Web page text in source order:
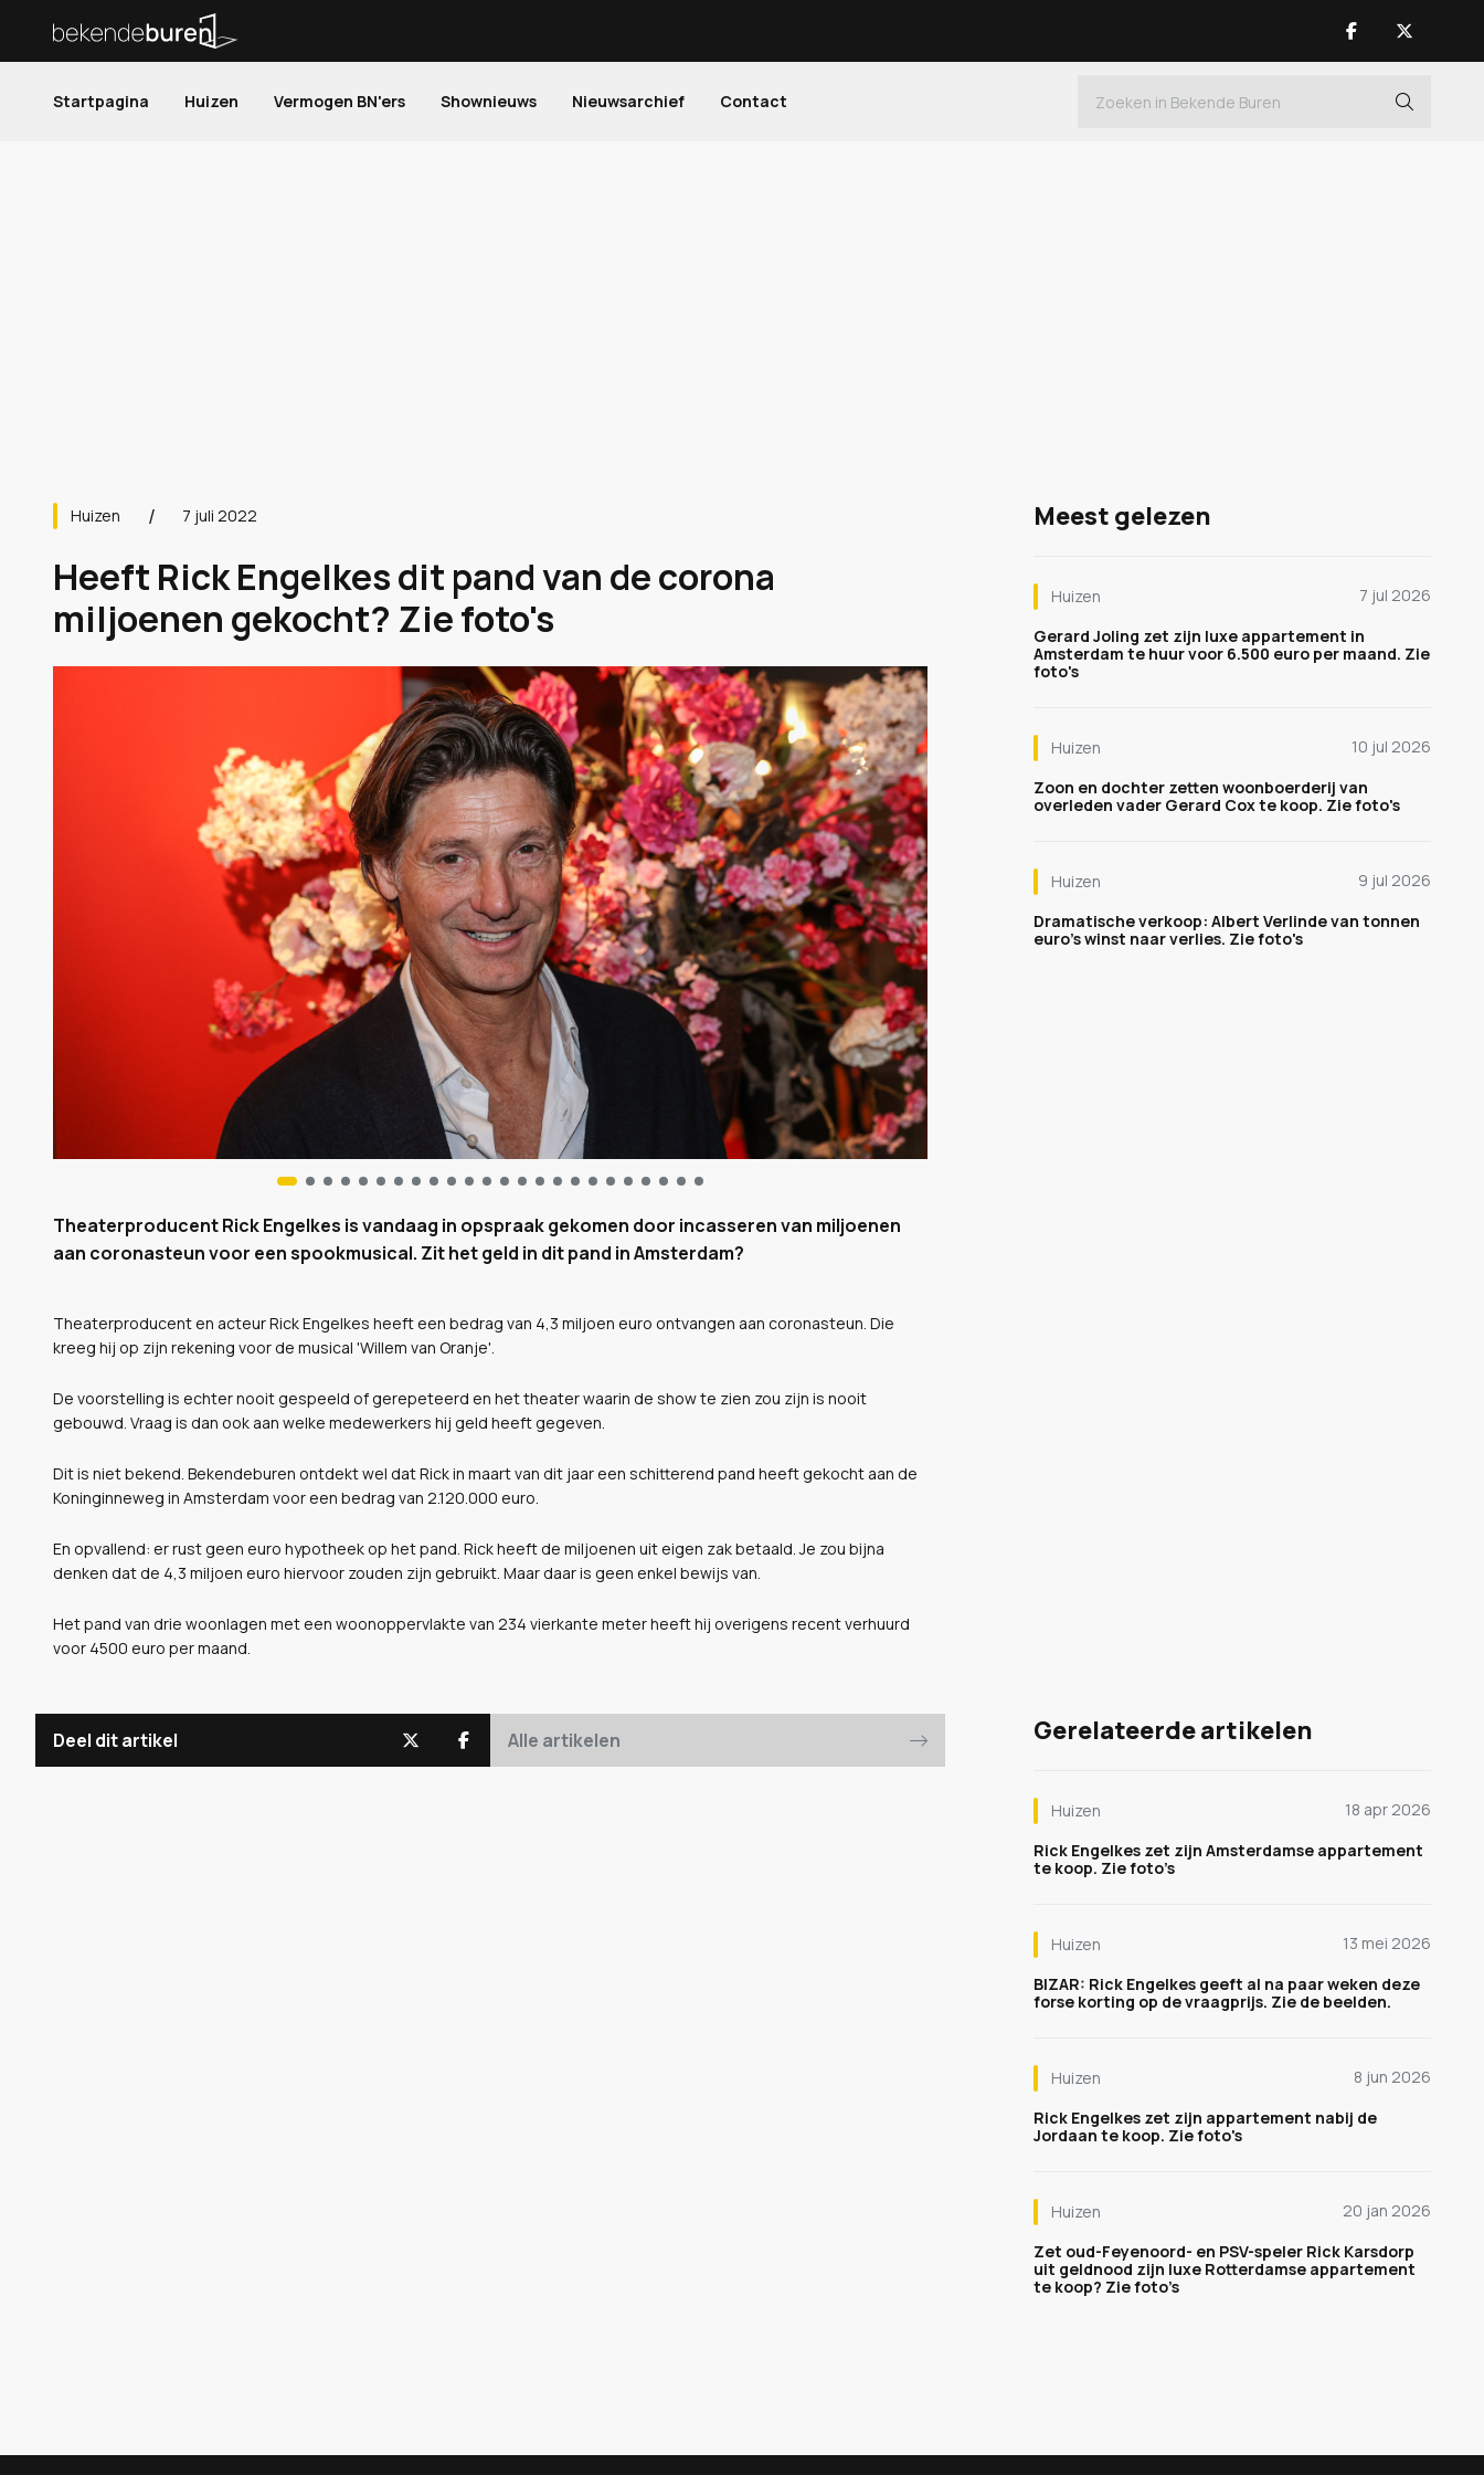
Startpagina Huizen Vermogen BN'ers Shownieuws Nieuwsarchief Contact
Huizen 7 juli 2022
Heeft Rick Engelkes dit pand van de corona
miljoenen gekocht? Zie foto's
Theaterproducent Rick Engelkes is vandaag in opspraak gekomen door incasseren van miljoenen
aan coronasteun voor een spookmusical. Zit het geld in dit pand in Amsterdam?
Theaterproducent en acteur Rick Engelkes heeft een bedrag van 4,3 miljoen euro ontvangen aan coronasteun. Die
kreeg hij op zijn rekening voor de musical 'Willem van Oranje'.
De voorstelling is echter nooit gespeeld of gerepeteerd en het theater waarin de show te zien zou zijn is nooit
gebouwd. Vraag is dan ook aan welke medewerkers hij geld heeft gegeven.
Dit is niet bekend. Bekendeburen ontdekt wel dat Rick in maart van dit jaar een schitterend pand heeft gekocht aan de
Koninginneweg in Amsterdam voor een bedrag van 2.120.000 euro.
En opvallend: er rust geen euro hypotheek op het pand. Rick heeft de miljoenen uit eigen zak betaald. Je zou bijna
denken dat de 4,3 miljoen euro hiervoor zouden zijn gebruikt. Maar daar is geen enkel bewijs van.
Het pand van drie woonlagen met een woonoppervlakte van 234 vierkante meter heeft hij overigens recent verhuurd
voor 4500 euro per maand.
Deel dit artikel Alle artikelen
Meest gelezen
Huizen
7 jul 2026
Gerard Joling zet zijn luxe appartement in
Amsterdam te huur voor 6.500 euro per maand. Zie
foto's
Huizen
10 jul 2026
Zoon en dochter zetten woonboerderij van
overleden vader Gerard Cox te koop. Zie foto's
Huizen
9 jul 2026
Dramatische verkoop: Albert Verlinde van tonnen
euro's winst naar verlies. Zie foto's
Gerelateerde artikelen
Huizen
18 apr 2026
Rick Engelkes zet zijn Amsterdamse appartement
te koop. Zie foto’s
Huizen
13 mei 2026
BIZAR: Rick Engelkes geeft al na paar weken deze
forse korting op de vraagprijs. Zie de beelden.
Huizen
8 jun 2026
Rick Engelkes zet zijn appartement nabij de
Jordaan te koop. Zie foto's
Huizen
20 jan 2026
Zet oud-Feyenoord- en PSV-speler Rick Karsdorp
uit geldnood zijn luxe Rotterdamse appartement
te koop? Zie foto’s